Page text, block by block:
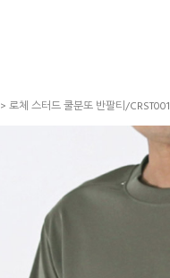
> 로체 스터드 쿨분또 반팔티/CRST001